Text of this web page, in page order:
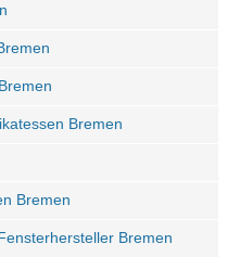
Bremen
Bremen
Bremen